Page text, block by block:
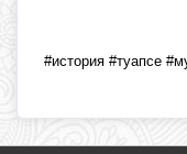
#история #туапсе